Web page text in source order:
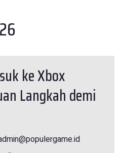
ke Xbox
Langkah demi